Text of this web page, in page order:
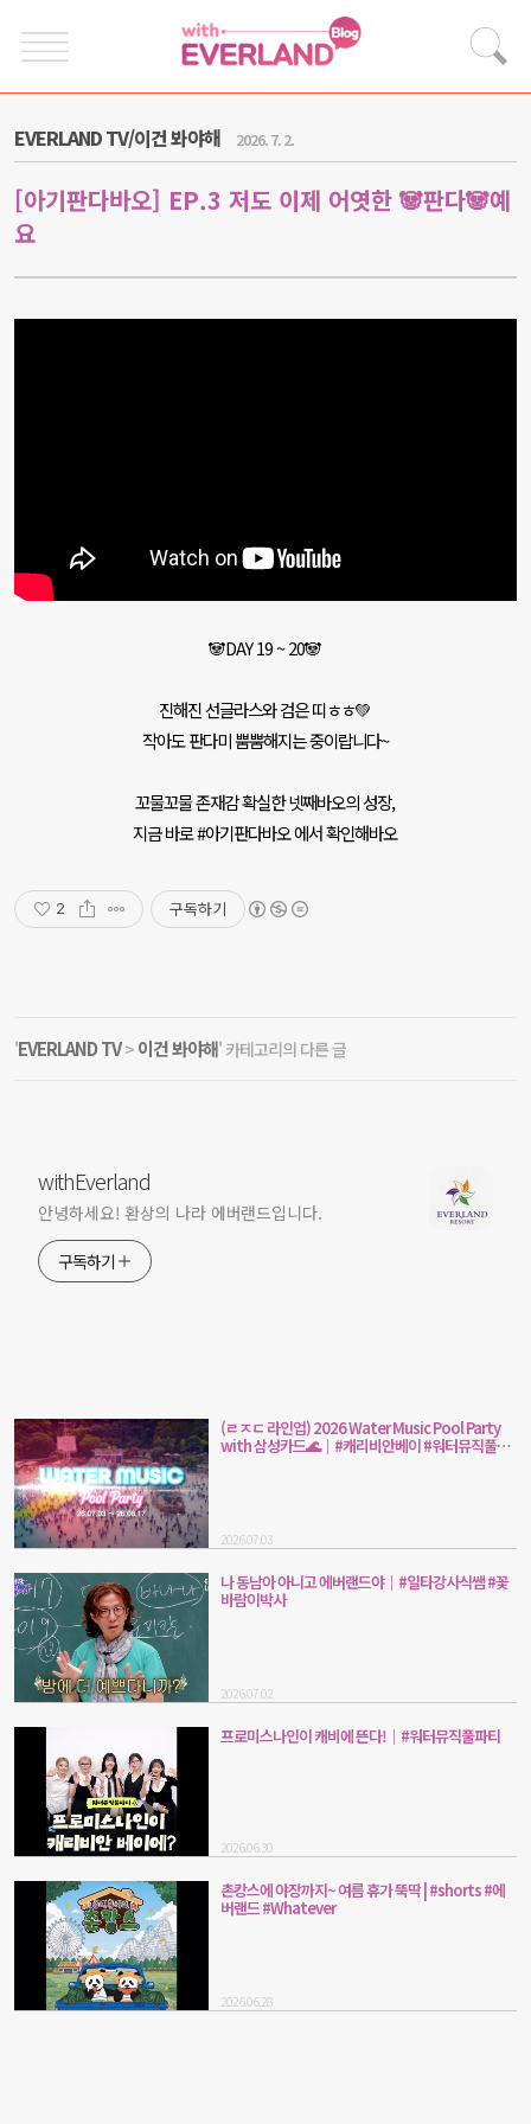
EVERLAND TV/이건 봐야해 2026. 7. 2.
[아기판다바오] EP.3 저도 이제 어엿한 🐼판다🐼예
요
🐼DAY 19 ~ 20🐼
진해진 선글라스와 검은 띠ㅎㅎ💚
작아도 판다미 뿜뿜해지는 중이랍니다~
꼬물꼬물 존재감 확실한 넷째바오의 성장,
지금 바로 #아기판다바오 에서 확인해바오
2 구독하기
'EVERLAND TV> 이건 봐야해' 카테고리의 다른 글
withEverland
안녕하세요! 환상의 나라 에버랜드입니다.
구독하기
(ㄹㅈㄷ 라인업) 2026 Water Music Pool Party
with 삼성카드🌊｜#캐리비안베이 #워터뮤직풀파
2026.07.03
나 동남아 아니고 에버랜드야｜#일타강사식쌤 #꽃
바람이박사
2026.07.02
프로미스나인이 캐비에 뜬다!｜#워터뮤직풀파티
2026.06.30
촌캉스에 야장까지~ 여름 휴가 뚝딱 | #shorts #에
버랜드 #Whatever
2026.06.28